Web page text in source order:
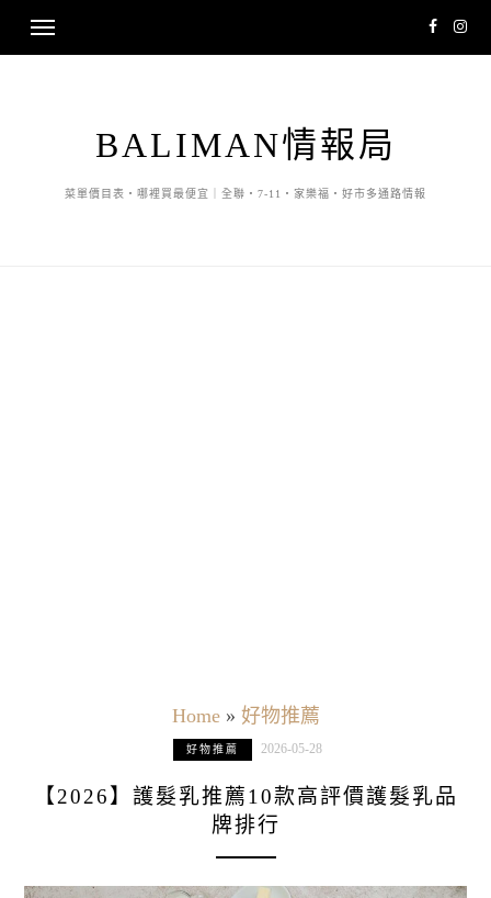
BALIMAN情報局
菜單價目表・哪裡買最便宜｜全聯・7-11・家樂福・好市多通路情報
Home» 好物推薦
好物推薦 2026-05-28
【2026】護髮乳推薦10款高評價護髮乳品
牌排行